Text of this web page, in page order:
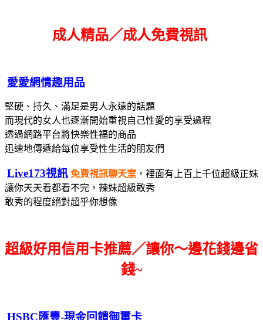
成人精品／成人免費視訊
愛愛網情趣用品
堅硬、持久、滿足是男人永遠的話題
而現代的女人也逐漸開始重視自己性愛的享受過程
透過網路平台將快樂性福的商品
迅速地傳遞給每位享受性生活的朋友們
Live173視訊 免費視訊聊天室 ，裡面有上百上千位超級正妹
讓你天天看都看不完，辣妹超級敢秀
敢秀的程度絕對超乎你想像
超級好用信用卡推薦／讓你～邊花錢邊省
錢~
HSBC匯豐-現金回饋御璽卡